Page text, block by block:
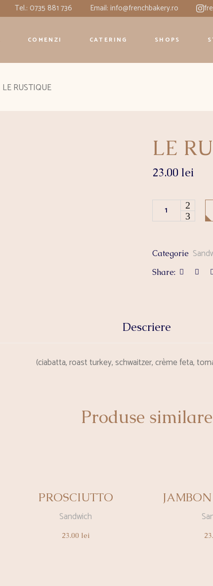
Tel.: 0735 881 736 Email: info@frenchbakery.ro
COMENZI CATERING SHOPS
LE RUSTIQUE
LE
23.00 lei
LE RUSTIQUE
Categorie
Share:
Descriere
(ciabatta, roast turkey, schwaitzer, crème feta,
Produse similare
PROSCIUTTO
Sandwich
23.00 lei